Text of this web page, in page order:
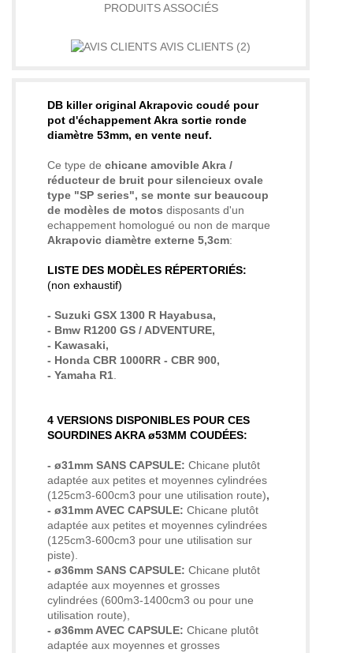
PRODUITS ASSOCIÉS
AVIS CLIENTS (2)
DB killer original Akrapovic coudé pour
pot d'échappement Akra sortie ronde
diamètre 53mm, en vente neuf.
Ce type de chicane amovible Akra /
réducteur de bruit pour silencieux ovale
type "SP series", se monte sur beaucoup
de modèles de motos disposants d'un
echappement homologué ou non de marque
Akrapovic diamètre externe 5,3cm:
LISTE DES MODÈLES RÉPERTORIÉS:
(non exhaustif)
- Suzuki GSX 1300 R Hayabusa,
- Bmw R1200 GS / ADVENTURE,
- Kawasaki,
- Honda CBR 1000RR - CBR 900,
- Yamaha R1.
4 VERSIONS DISPONIBLES POUR CES
SOURDINES AKRA ø53MM COUDÉES:
- ø31mm SANS CAPSULE: Chicane plutôt
adaptée aux petites et moyennes cylindrées
(125cm3-600cm3 pour une utilisation route),
- ø31mm AVEC CAPSULE: Chicane plutôt
adaptée aux petites et moyennes cylindrées
(125cm3-600cm3 pour une utilisation sur
piste).
- ø36mm SANS CAPSULE: Chicane plutôt
adaptée aux moyennes et grosses
cylindrées (600m3-1400cm3 ou pour une
utilisation route),
- ø36mm AVEC CAPSULE: Chicane plutôt
adaptée aux moyennes et grosses